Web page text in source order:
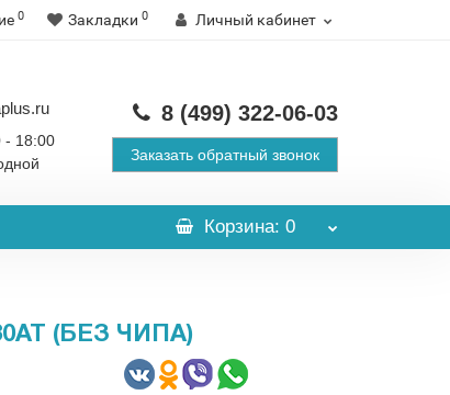
0 Закладки 0 Личный кабинет
- 18:00
8 (499) 322-06-03
Заказать обратный звонок
Корзина: 0
(БЕЗ ЧИПА)